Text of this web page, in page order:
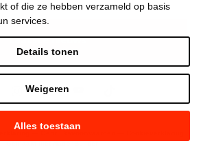
of die ze hebben verzameld op basis
services.
Alles toestaan
Weigeren
Details tonen
Laatste nieuws
Gemaakt met NationBuilder